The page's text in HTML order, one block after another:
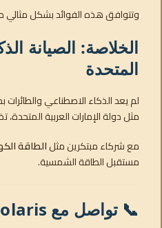
وتتوافق هذه الفوائد بشكل مثالي
الخلاصة: الصيانة
المتحدة
لم يعد الذكاء الاصطناعي والطائرات
مثل دولة الإمارات العربية
مع شركاء مبتكرين مثلالطاقة
مستقبل الطاقة الشمسية.
📞 تواصل مع EcoSolaris للحصول على حلول الطاقة الشمسية الذكية